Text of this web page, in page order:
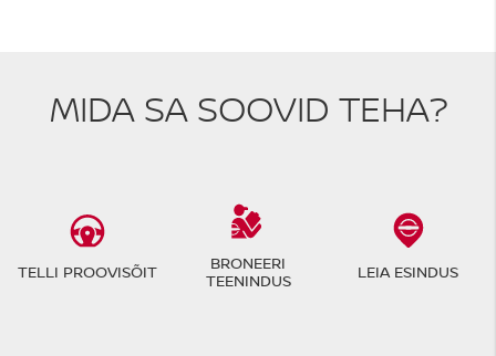
MIDA SA SOOVID TEHA?
TELLI PROOVISÕIT
BRONEERI
TEENINDUS
LEIA ESINDUS